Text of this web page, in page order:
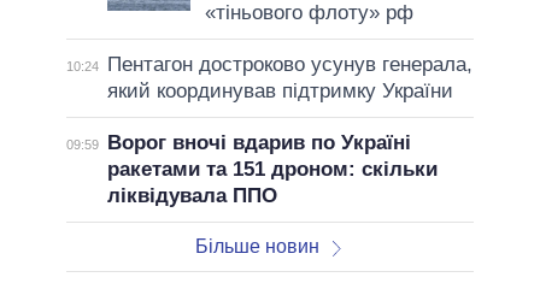
«тіньового флоту» рф
10:24
Пентагон достроково усунув генерала,
який координував підтримку України
09:59
Ворог вночі вдарив по Україні
ракетами та 151 дроном: скільки
ліквідувала ППО
Більше новин